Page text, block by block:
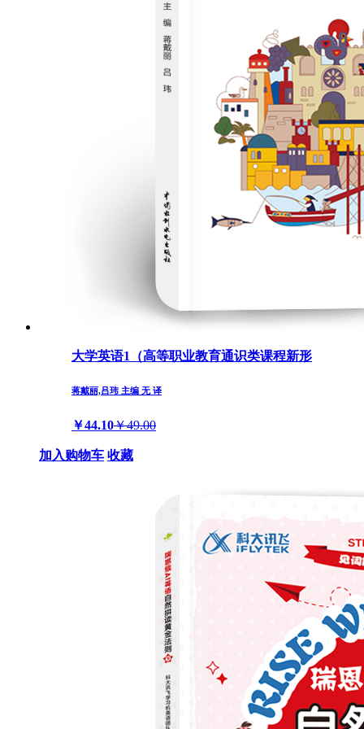
大学英语1（高等职业教育通识类课程新形
蒋戴丽,吕玮 主编 无 译
￥44.10￥49.00
加入购物车 收藏